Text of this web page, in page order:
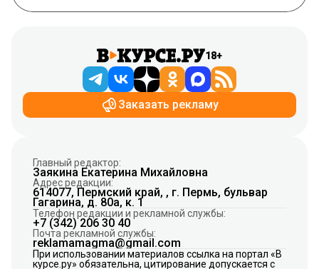
18+
Заказать рекламу
Главный редактор:
Заякина Екатерина Михайловна
Адрес редакции:
614077, Пермский край, , г. Пермь, бульвар
Гагарина, д. 80а, к. 1
Телефон редакции и рекламной службы:
+7 (342) 206 30 40
Почта рекламной службы:
reklamamagma@gmail.com
При использовании материалов ссылка на портал «В
курсе.ру» обязательна, цитирование допускается с